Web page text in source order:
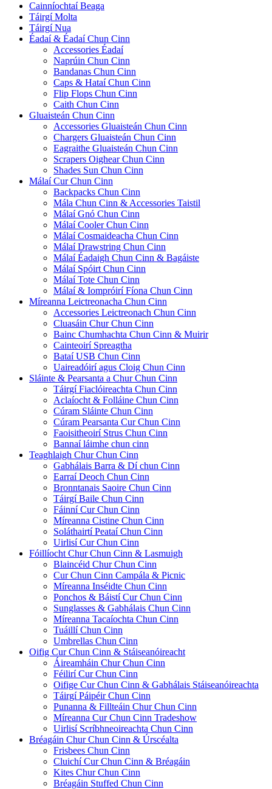
Cainníochtaí Beaga
Táirgí Molta
Táirgí Nua
Éadaí & Éadaí Chun Cinn
Accessories Éadaí
Naprúin Chun Cinn
Bandanas Chun Cinn
Caps & Hataí Chun Cinn
Flip Flops Chun Cinn
Caith Chun Cinn
Gluaisteán Chun Cinn
Accessories Gluaisteán Chun Cinn
Chargers Gluaisteán Chun Cinn
Eagraithe Gluaisteán Chun Cinn
Scrapers Oighear Chun Cinn
Shades Sun Chun Cinn
Málaí Cur Chun Cinn
Backpacks Chun Cinn
Mála Chun Cinn & Accessories Taistil
Málaí Gnó Chun Cinn
Málaí Cooler Chun Cinn
Málaí Cosmaideacha Chun Cinn
Málaí Drawstring Chun Cinn
Málaí Éadaigh Chun Cinn & Bagáiste
Málaí Spóirt Chun Cinn
Málaí Tote Chun Cinn
Málaí & Iompróirí Fíona Chun Cinn
Míreanna Leictreonacha Chun Cinn
Accessories Leictreonach Chun Cinn
Cluasáin Chur Chun Cinn
Bainc Chumhachta Chun Cinn & Muirir
Cainteoirí Spreagtha
Bataí USB Chun Cinn
Uaireadóirí agus Cloig Chun Cinn
Sláinte & Pearsanta a Chur Chun Cinn
Táirgí Fiaclóireachta Chun Cinn
Aclaíocht & Folláine Chun Cinn
Cúram Sláinte Chun Cinn
Cúram Pearsanta Cur Chun Cinn
Faoisitheoirí Strus Chun Cinn
Bannaí láimhe chun cinn
Teaghlaigh Chur Chun Cinn
Gabhálais Barra & Dí chun Cinn
Earraí Deoch Chun Cinn
Bronntanais Saoire Chun Cinn
Táirgí Baile Chun Cinn
Fáinní Cur Chun Cinn
Míreanna Cistine Chun Cinn
Soláthairtí Peataí Chun Cinn
Uirlisí Cur Chun Cinn
Fóillíocht Chur Chun Cinn & Lasmuigh
Blaincéid Chur Chun Cinn
Cur Chun Cinn Campála & Picnic
Míreanna Inséidte Chun Cinn
Ponchos & Báistí Cur Chun Cinn
Sunglasses & Gabhálais Chun Cinn
Míreanna Tacaíochta Chun Cinn
Tuáillí Chun Cinn
Umbrellas Chun Cinn
Oifig Cur Chun Cinn & Stáiseanóireacht
Áireamháin Chur Chun Cinn
Féilirí Cur Chun Cinn
Oifige Cur Chun Cinn & Gabhálais Stáiseanóireachta
Táirgí Páipéir Chun Cinn
Punanna & Fillteáin Chur Chun Cinn
Míreanna Cur Chun Cinn Tradeshow
Uirlisí Scríbhneoireachta Chun Cinn
Bréagáin Chur Chun Cinn & Úrscéalta
Frisbees Chun Cinn
Cluichí Cur Chun Cinn & Bréagáin
Kites Chur Chun Cinn
Bréagáin Stuffed Chun Cinn